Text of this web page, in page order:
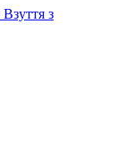
Взуття з